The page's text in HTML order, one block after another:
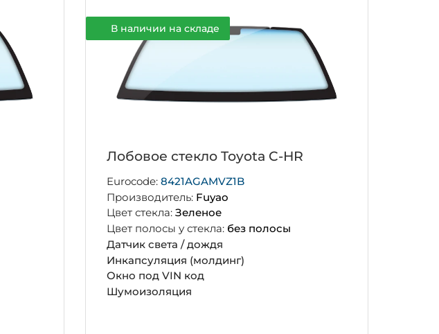
В наличии на складе
Лобовое стекло Toyota C-HR
Eurocode:8421AGAMVZ1B
Производитель: Fuyao
Цвет стекла:Зеленое
Цвет полосы у стекла: без полосы
Датчик света / дождя
Инкапсуляция (молдинг)
Окно под VIN код
Шумоизоляция